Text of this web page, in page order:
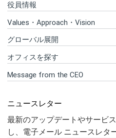
役員情報
Values・Approach・Vision
グローバル展開
オフィスを探す
Message from the CEO
ニュースレター
最新のアップデートやサービ
し、電子メール ニュースレタ